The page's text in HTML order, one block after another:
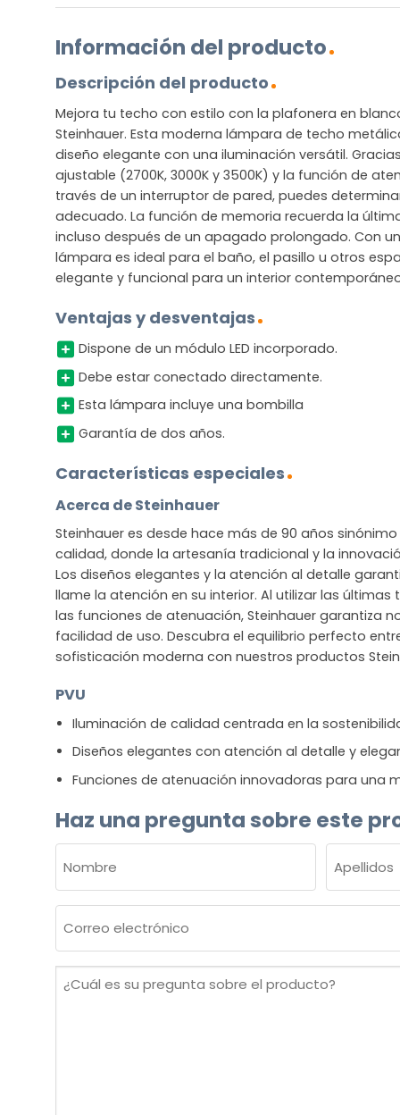
Información del producto
Descripción del producto
Mejora tu techo con estilo con la plafonera en
Steinhauer. Esta moderna lámpara de techo
diseño elegante con una iluminación versátil.
ajustable (2700K, 3000K y 3500K) y la función de
través de un interruptor de pared, puedes
adecuado. La función de memoria recuerda la
incluso después de un apagado prolongado. Con
lámpara es ideal para el baño, el pasillo u otros
elegante y funcional para un interior
Ventajas y desventajas
Dispone de un módulo LED incorporado.
Debe estar conectado directamente.
Esta lámpara incluye una bombilla
Garantía de dos años.
Características especiales
Acerca de Steinhauer
Steinhauer es desde hace más de 90 años
calidad, donde la artesanía tradicional y la
Los diseños elegantes y la atención al detalle
llame la atención en su interior. Al utilizar las
las funciones de atenuación, Steinhauer garantiza
facilidad de uso. Descubra el equilibrio perfecto
sofisticación moderna con nuestros productos
PVU
Iluminación de calidad centrada en la
Diseños elegantes con atención al detalle y
Funciones de atenuación innovadoras para una
Haz una pregunta sobre este
(OBLIGATORIO)
Nombre Apellidos
electrónico
¿Cuál